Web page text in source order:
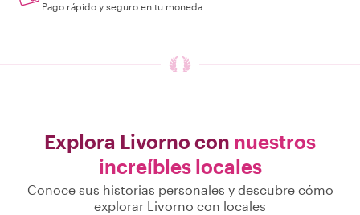
Pago rápido y seguro en tu moneda
Explora Livorno con nuestros
increíbles locales
Conoce sus historias personales y descubre cómo
explorar Livorno con locales